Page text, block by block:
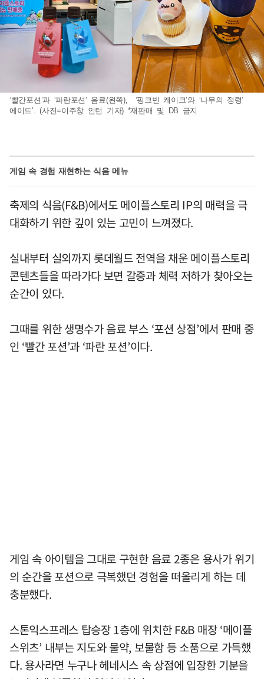
‘빨간포션’과 ‘파란포션’ 음료(왼쪽), ‘핑크빈 케이크’와 ‘나무의 정령’
에이드’. (사진=이주창 인턴 기자) *재판매 및 DB 금지
게임 속 경험 재현하는 식음 메뉴
축제의 식음(F&B)에서도 메이플스토리 IP의 매력을 극
대화하기 위한 깊이 있는 고민이 느껴졌다.
실내부터 실외까지 롯데월드 전역을 채운 메이플스토리
콘텐츠들을 따라가다 보면 갈증과 체력 저하가 찾아오는
순간이 있다.
그때를 위한 생명수가 음료 부스 ‘포션 상점’에서 판매 중
인 ‘빨간 포션’과 ‘파란 포션’이다.
게임 속 아이템을 그대로 구현한 음료 2종은 용사가 위기
의 순간을 포션으로 극복했던 경험을 떠올리게 하는 데
충분했다.
스톤익스프레스 탑승장 1층에 위치한 F&B 매장 ‘메이플
스위츠’ 내부는 지도와 물약, 보물함 등 소품으로 가득했
다. 용사라면 누구나 헤네시스 속 상점에 입장한 기분을